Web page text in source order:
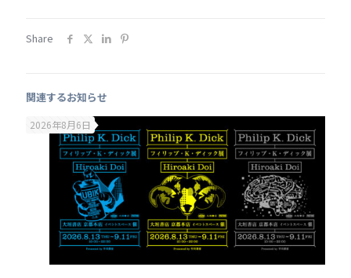
Share
関連するお知らせ
2026年8月6日